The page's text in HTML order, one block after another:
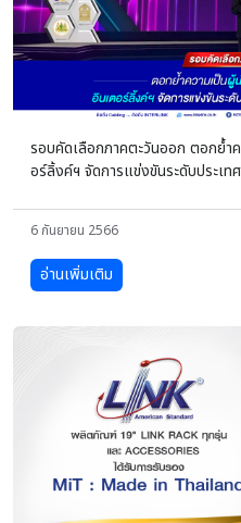
รอบคัดเลือกภาคตะวันออก ตอกย้
อร์ลิ้งค์ฯ จัดการแข่งขันระดับประ
6 กันยายน 2566
อ่านเพิ่มเติม